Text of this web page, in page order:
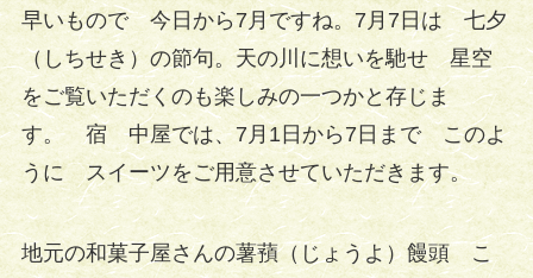
早いもので 今日から7月ですね。7月7日は 七夕
（しちせき）の節句。天の川に想いを馳せ 星空
をご覧いただくのも楽しみの一つかと存じま
す。 宿 中屋では、7月1日から7日まで このよ
うに スイーツをご用意させていただきます。
地元の和菓子屋さんの薯蕷（じょうよ）饅頭 こ